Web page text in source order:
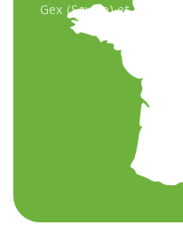
Gex (Savoie) et en Suisse.